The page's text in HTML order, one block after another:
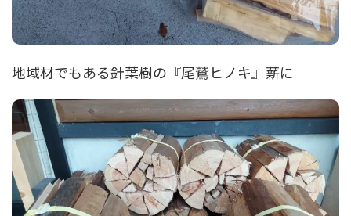
地域材でもある針葉樹の『尾鷲ヒノキ』薪に